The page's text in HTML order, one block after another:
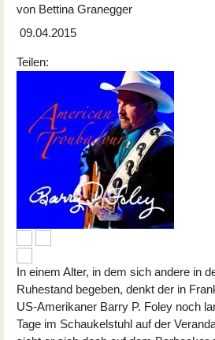
von Bettina Granegger
09.04.2015
Teilen:
In einem Alter, in dem sich andere in
Ruhestand begeben, denkt der in
US-Amerikaner Barry P. Foley noch
Tage im Schaukelstuhl auf der